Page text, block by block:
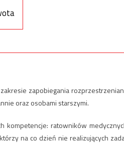
zapobiegania
oraz osobami starszymi.
kompetencje: ratowników
na co dzień nie realizujących